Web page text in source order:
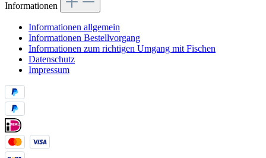
Informationen
Informationen allgemein
Informationen Bestellvorgang
Informationen zum richtigen Umgang mit Fischen
Datenschutz
Impressum